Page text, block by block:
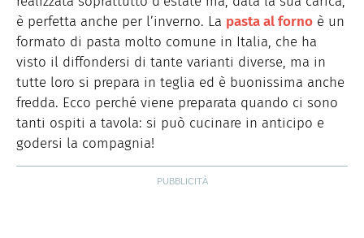
è perfetta anche per l’inverno. La pasta al forno è un
formato di pasta molto comune in Italia, che ha
visto il diffondersi di tante varianti diverse, ma in
tutte loro si prepara in teglia ed è buonissima anche
fredda. Ecco perché viene preparata quando ci sono
tanti ospiti a tavola: si può cucinare in anticipo e
godersi la compagnia!